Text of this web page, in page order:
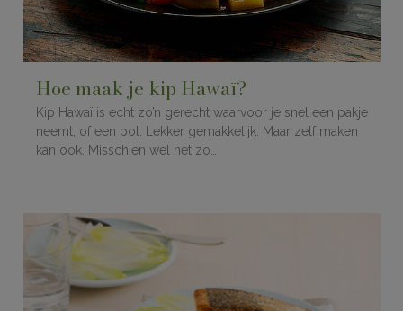
Hoe maak je kip Hawaï?
Kip Hawaï is echt zo’n gerecht waarvoor je snel een pakje
neemt, of een pot. Lekker gemakkelijk. Maar zelf maken
kan ook. Misschien wel net zo…